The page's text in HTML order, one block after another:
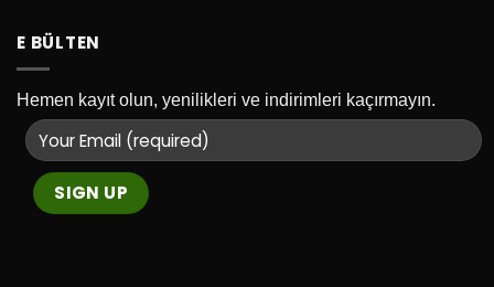
E BÜLTEN
Hemen kayıt olun, yenilikleri ve indirimleri kaçırmayın.